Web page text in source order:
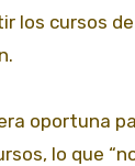
los cursos de
oportuna
lo que